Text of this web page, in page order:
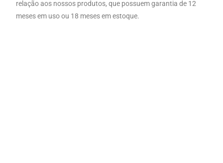
relação aos nossos produtos, que possuem garantia de 12
meses em uso ou 18 meses em estoque.